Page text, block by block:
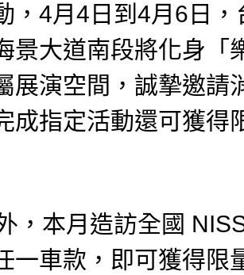
，4月4日到4月6日，
景大道南段將化身「
展演空間，誠摯邀請
成指定活動還可獲得
本月造訪全國
一車款，即可獲得限